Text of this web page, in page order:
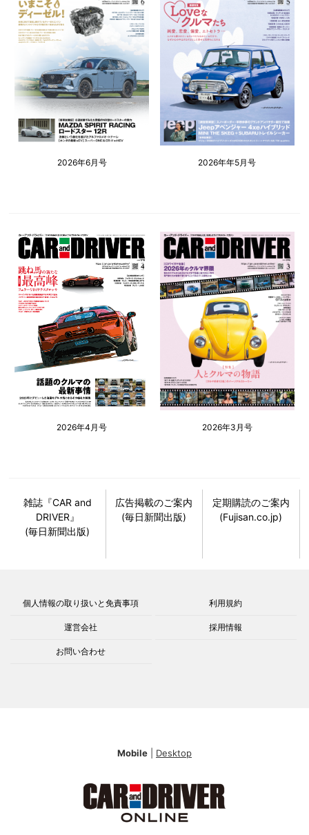
2026年6月号 2026年年5月号
2026年4月号 2026年3月号
雑誌『CAR and
DRIVER』
(毎日新聞出版)
広告掲載のご案内
(毎日新聞出版)
定期購読のご案内
(Fujisan.co.jp)
個人情報の取り扱いと免責事項 利用規約
運営会社 採用情報
お問い合わせ
Mobile Desktop